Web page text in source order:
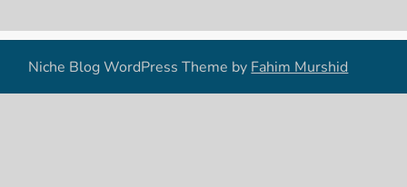
Niche Blog WordPress Theme by Fahim Murshid